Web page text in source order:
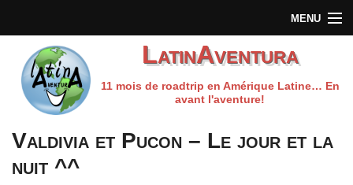
MENU
Accueil
Qui sommes-nous?
Carnet de route
LatinAventura
11 mois de roadtrip en Amérique Latine… En
avant l'aventure!
Valdivia et Pucon – Le jour et la
nuit ^^